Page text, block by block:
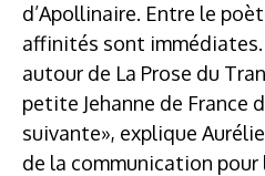
d’Apollinaire. Entre le
affinités sont
autour de La Prose du
petite Jehanne de France
suivante», explique
de la communication pour